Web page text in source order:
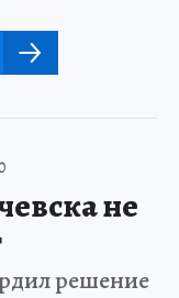
не
решение